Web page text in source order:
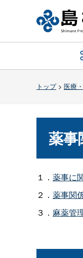
トップ> 医療
薬事
１． 薬事に
２． 薬事関
３． 麻薬管